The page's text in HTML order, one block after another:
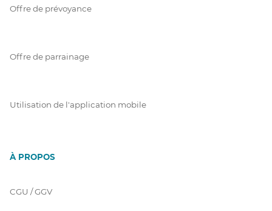
Offre de prévoyance
Offre de parrainage
Utilisation de l'application mobile
À PROPOS
CGU / GGV